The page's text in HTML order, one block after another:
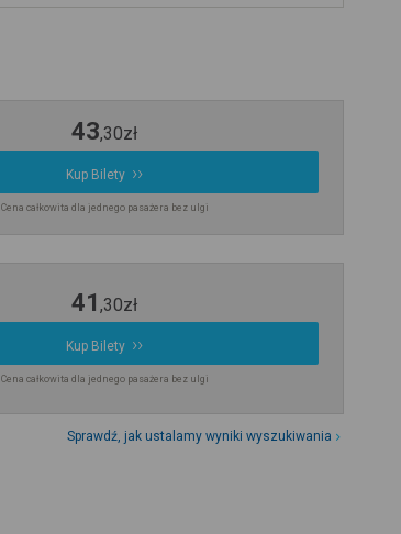
43,30zł
Kup Bilety
Cena całkowita dla jednego pasażera bez ulgi
41,30zł
Kup Bilety
Cena całkowita dla jednego pasażera bez ulgi
Sprawdź, jak ustalamy wyniki wyszukiwania